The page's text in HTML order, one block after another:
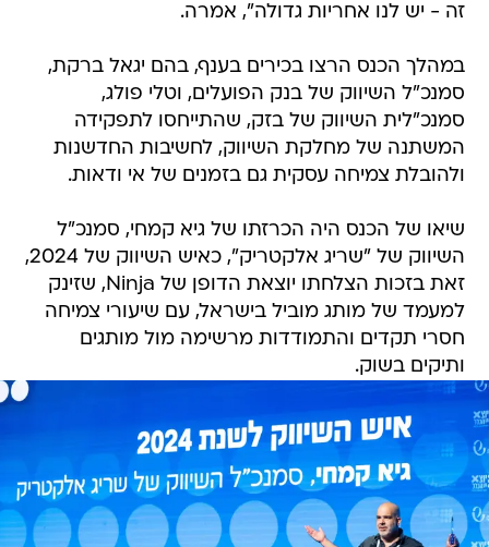
זה - יש לנו אחריות גדולה", אמרה.
במהלך הכנס הרצו בכירים בענף, בהם יגאל ברקת,
סמנכ"ל השיווק של בנק הפועלים, וטלי פולג,
סמנכ"לית השיווק של בזק, שהתייחסו לתפקידה
המשתנה של מחלקת השיווק, לחשיבות החדשנות
ולהובלת צמיחה עסקית גם בזמנים של אי ודאות.
שיאו של הכנס היה הכרזתו של גיא קמחי, סמנכ"ל
השיווק של "שריג אלקטריק", כאיש השיווק של 2024,
זאת בזכות הצלחתו יוצאת הדופן של Ninja, שזינק
למעמד של מותג מוביל בישראל, עם שיעורי צמיחה
חסרי תקדים והתמודדות מרשימה מול מותגים
ותיקים בשוק.